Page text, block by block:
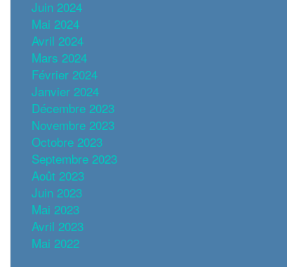
Juin 2024
Mai 2024
Avril 2024
Mars 2024
Février 2024
Janvier 2024
Décembre 2023
Novembre 2023
Octobre 2023
Septembre 2023
Août 2023
Juin 2023
Mai 2023
Avril 2023
Mai 2022